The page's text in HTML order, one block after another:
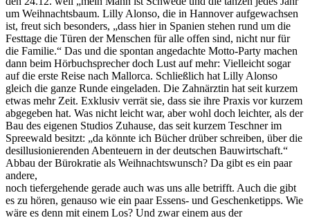
um Weihnachtsbaum. Lilly Alonso, die in Hannover aufgewachsen
ist, freut sich besonders, „dass hier in Spanien stehen rund um die
Festtage die Türen der Menschen für alle offen sind, nicht nur für
die Familie.“ Das und die spontan angedachte Motto-Party machen
dann beim Hörbuchsprecher doch Lust auf mehr: Vielleicht sogar
auf die erste Reise nach Mallorca. Schließlich hat Lilly Alonso
gleich die ganze Runde eingeladen. Die Zahnärztin hat seit kurzem
etwas mehr Zeit. Exklusiv verrät sie, dass sie ihre Praxis vor kurzem
abgegeben hat. Was nicht leicht war, aber wohl doch leichter, als der
Bau des eigenen Studios Zuhause, das seit kurzem Teschner im
Spreewald besitzt: „da könnte ich Bücher drüber schreiben, über die
desillusionierenden Abenteuern in der deutschen Bauwirtschaft.“
Abbau der Bürokratie als Weihnachtswunsch? Da gibt es ein paar
andere,
noch tiefergehende gerade auch was uns alle betrifft. Auch die gibt
es zu hören, genauso wie ein paar Essens- und Geschenketipps. Wie
wäre es denn mit einem Los? Und zwar einem aus der